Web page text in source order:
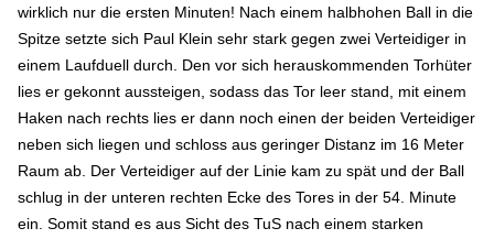
wirklich nur die ersten Minuten! Nach einem halbhohen Ball in die
Spitze setzte sich Paul Klein sehr stark gegen zwei Verteidiger in
einem Laufduell durch. Den vor sich herauskommenden Torhüter
lies er gekonnt aussteigen, sodass das Tor leer stand, mit einem
Haken nach rechts lies er dann noch einen der beiden Verteidiger
neben sich liegen und schloss aus geringer Distanz im 16 Meter
Raum ab. Der Verteidiger auf der Linie kam zu spät und der Ball
schlug in der unteren rechten Ecke des Tores in der 54. Minute
ein. Somit stand es aus Sicht des TuS nach einem starken